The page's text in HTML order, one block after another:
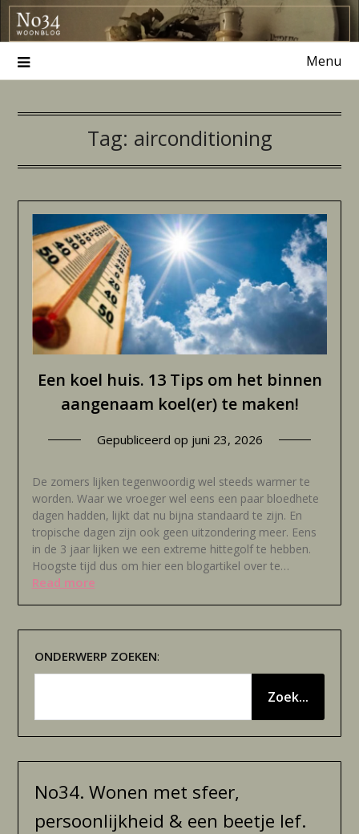
Ga
naar
inhoud
Menu
Tag: airconditioning
Een koel huis. 13 Tips om het binnen
aangenaam koel(er) te maken!
Gepubliceerd op juni 23, 2026
De zomers lijken tegenwoordig wel steeds warmer te
worden. Waar we vroeger wel eens een paar bloedhete
dagen hadden, lijkt dat nu bijna standaard te zijn. En
tropische dagen zijn ook geen uitzondering meer. Eens
in de 3 jaar lijken we een extreme hittegolf te hebben.
Hoogste tijd dus om hier een blogartikel over te…
Read more
ONDERWERP ZOEKEN:
Zoek...
No34. Wonen met sfeer,
persoonlijkheid & een beetje lef.